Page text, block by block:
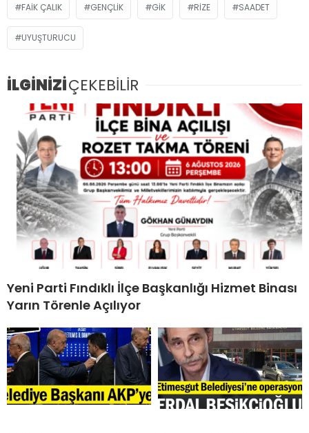
FAIK ÇALIK GENÇLIK GIK RIZE SAADET
UYUŞTURUCU
İLGİNİZİÇEKEBİLİR
Yeni Parti Fındıklı İlçe Başkanlığı Hizmet Binası
Yarın Törenle Açılıyor